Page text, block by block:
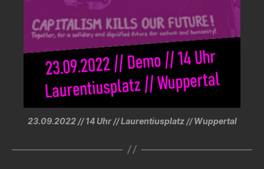
23.09.2022 // 14 Uhr // Laurentiusplatz // Wuppertal